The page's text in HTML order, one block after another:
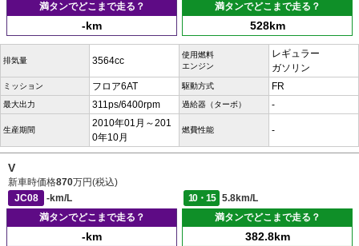
満タンでどこまで走る？
-km
満タンでどこまで走る？
528km
排気量 3564cc
使用燃料
エンジン
レギュラー
ガソリン
ミッション フロア6AT 駆動方式 FR
最大出力 311ps/6400rpm 過給器（ターボ） -
生産期間
2010年01月～201
0年10月
燃費性能 -
V
新車時価格870万円(税込)
JC08
-km/L 10・15
5.8km/L
満タンでどこまで走る？
-km
満タンでどこまで走る？
382.8km